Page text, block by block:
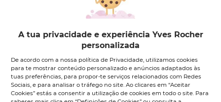
DESCOBRE OS NOSSOS PRODUTOS
A tua privacidade e experiência Yves Rocher
personalizada
De acordo com a nossa política de Privacidade, utilizamos cookies
para te mostrar conteúdo personalizado e anúncios adaptados às
tuas preferências, para propor-te serviços relacionados com Redes
Sociais, e para analisar o tráfego no site. Ao clicares em “Aceitar
Cookies” estás a consentir a utilização de cookies em todo o site. Para